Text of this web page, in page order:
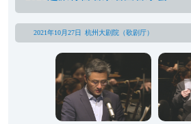
2021年10月27日 杭州大剧院（歌剧厅）